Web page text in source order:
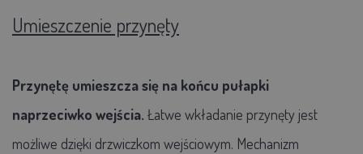
Umieszczenie przynęty
Przynętę umieszcza się na końcu pułapki
naprzeciwko wejścia. Łatwe wkładanie przynęty jest
możliwe dzięki drzwiczkom wejściowym. Mechanizm